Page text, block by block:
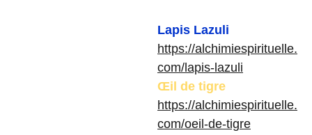
Lapis Lazuli
https://alchimiespirituelle.
com/lapis-lazuli
Œil de tigre
https://alchimiespirituelle.
com/oeil-de-tigre